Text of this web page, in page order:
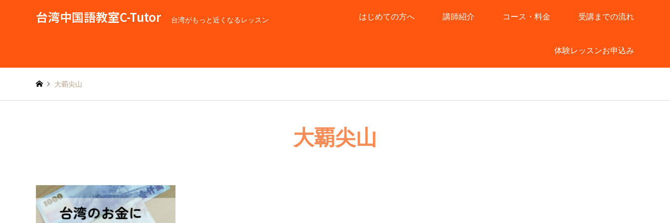
台湾中国語教室C-Tutor 台湾がもっと近くなるレッスン はじめての方へ 講師紹介 コース・料金 受講までの流れ
体験レッスンお申込み
大覇尖山
大覇尖山